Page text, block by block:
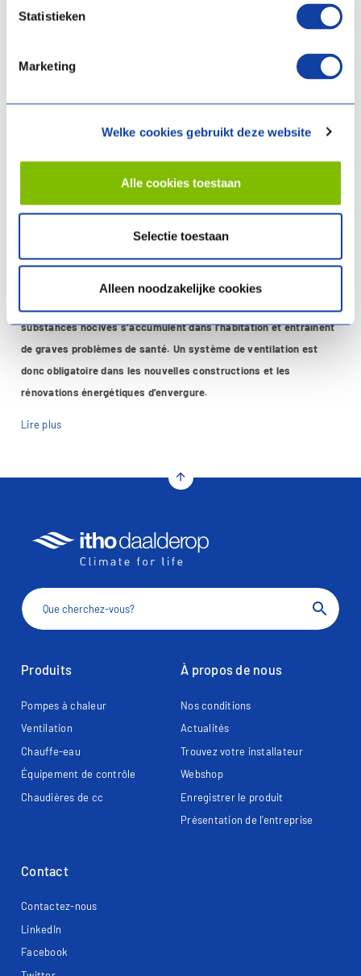
Statistieken
Marketing
Welke cookies gebruikt deze website
Alle cookies toestaan
Selectie toestaan
Alleen noodzakelijke cookies
Cinq points d'attention pour un système de ventilation
optimale
Un système de ventilation est synonyme d’un climat intérieur
sain. C’est un incontournable dans une habitation moderne et bien
isolée. Sans ventilation, l’humidité, les particules fines, les
substances nocives s’accumulent dans l’habitation et entraînent
de graves problèmes de santé. Un système de ventilation est
donc obligatoire dans les nouvelles constructions et les
rénovations énergétiques d’envergure.
Lire plus
arrow_upward
search
Produits
Pompes à chaleur
Ventilation
Chauffe-eau
Équipement de contrôle
Chaudières de cc
À propos de nous
Nos conditions
Actualités
Trouvez votre installateur
Webshop
Enregistrer le produit
Présentation de l'entreprise
Contact
Contactez-nous
LinkedIn
Facebook